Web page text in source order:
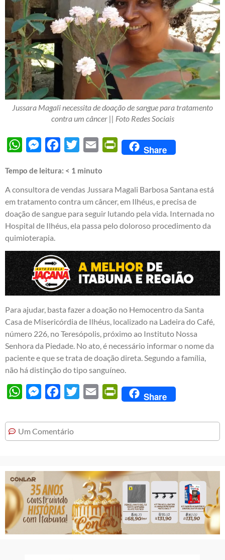
Jussara Magali necessita de doação de sangue para tratamento
contra um câncer || Foto Redes Sociais
WhatsAppMessengerFacebook
Twitter Email PrintFriendly
Share
Tempo de leitura: < 1 minuto
A consultora de vendas Jussara Magali Barbosa Santana está
em tratamento contra um câncer, em Ilhéus, e precisa de
doação de sangue para seguir lutando pela vida. Internada no
Hospital de Ilhéus, ela passa pelo doloroso procedimento da
quimioterapia.
Para ajudar, basta fazer a doação no Hemocentro da Santa
Casa de Misericórdia de Ilhéus, localizado na Ladeira do Café,
número 226, no Teresópolis, próximo ao Instituto Nossa
Senhora da Piedade. No ato, é necessário informar o nome da
paciente e que se trata de doação direta. Segundo a família,
não há distinção do tipo sanguíneo.
WhatsAppMessengerFacebook
Twitter Email PrintFriendly
Share
Um Comentário